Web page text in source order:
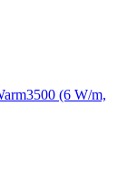
(6 W/m,